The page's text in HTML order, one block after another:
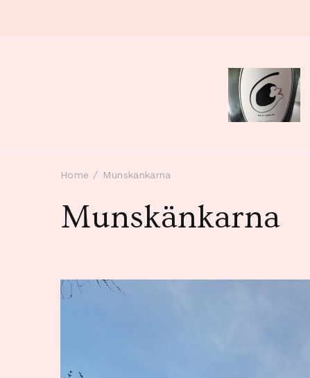
Home Munskänkarna
Munskänkarna